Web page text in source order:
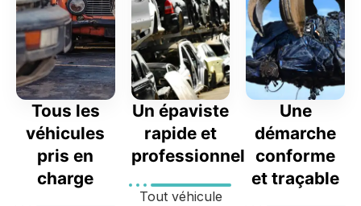
Tous les
véhicules
pris en
charge
Un épaviste
rapide et
professionnel
Tout véhicule
Une
démarche
conforme
et traçable